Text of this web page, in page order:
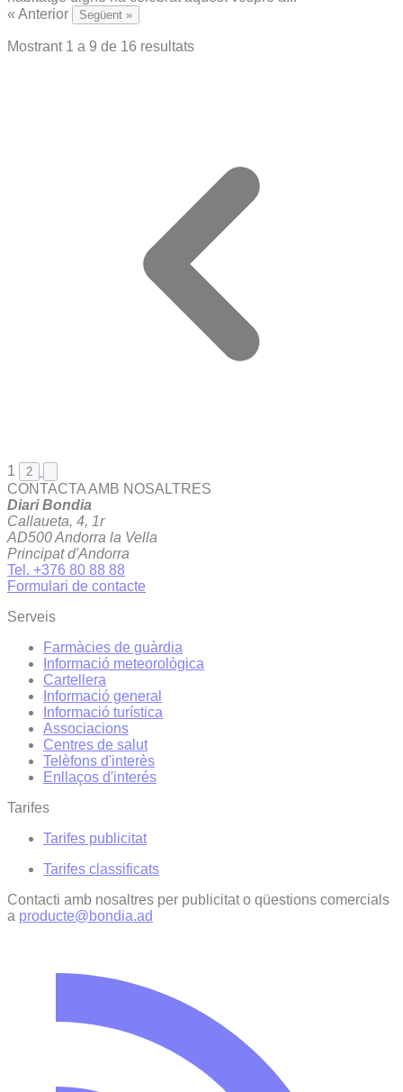
« Anterior
Següent »
Mostrant 1 a 9 de 16 resultats
1 2
CONTACTA AMB NOSALTRES
Diari Bondia
Callaueta, 4, 1r
AD500 Andorra la Vella
Principat d'Andorra
Tel. +376 80 88 88
Formulari de contacte
Serveis
Farmàcies de guàrdia
Informació meteorològica
Cartellera
Informació general
Informació turística
Associacions
Centres de salut
Telèfons d'interès
Enllaços d'interés
Tarifes
Tarifes publicitat
Tarifes classificats
Contacti amb nosaltres per publicitat o qüestions comercials
a producte@bondia.ad